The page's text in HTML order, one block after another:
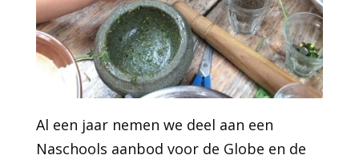
Al een jaar nemen we deel aan een
Naschools aanbod voor de Globe en de